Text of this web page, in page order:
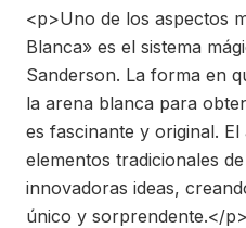
<p>Uno de los aspectos
Blanca» es el sistema
Sanderson. La forma en
la arena blanca para
es fascinante y original.
elementos tradicionales
innovadoras ideas,
único y sorprendente.</p>